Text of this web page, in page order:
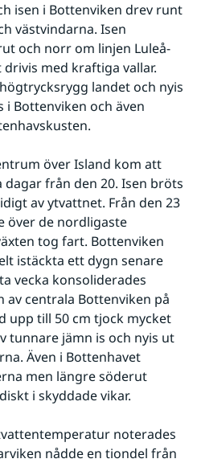
isen i Bottenviken drev runt
västvindarna. Isen
och norr om linjen Luleå-
med kraftiga vallar.
landet och nyis
i Bottenviken och även
över Island kom att
från den 20. Isen bröts
av ytvattnet. Från den 23
över de nordligaste
tog fart. Bottenviken
istäckta ett dygn senare
vecka konsoliderades
av centrala Bottenviken på
upp till 50 cm tjock mycket
tunnare jämn is och nyis ut
Även i Bottenhavet
men längre söderut
i skyddade vikar.
noterades
nådde en tiondel från